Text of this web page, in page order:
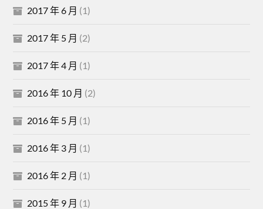
2017 年 6 月 (1)
2017 年 5 月 (2)
2017 年 4 月 (1)
2016 年 10 月 (2)
2016 年 5 月 (1)
2016 年 3 月 (1)
2016 年 2 月 (1)
2015 年 9 月 (1)